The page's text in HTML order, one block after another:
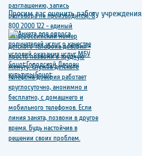
Просим вас оценить работу учреждения.